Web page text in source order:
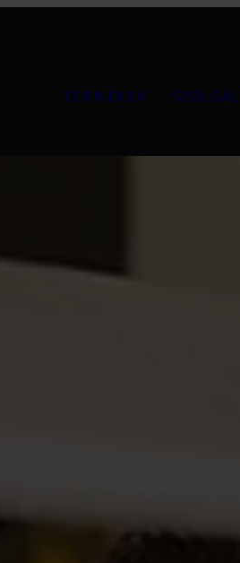
TERMÉKEK